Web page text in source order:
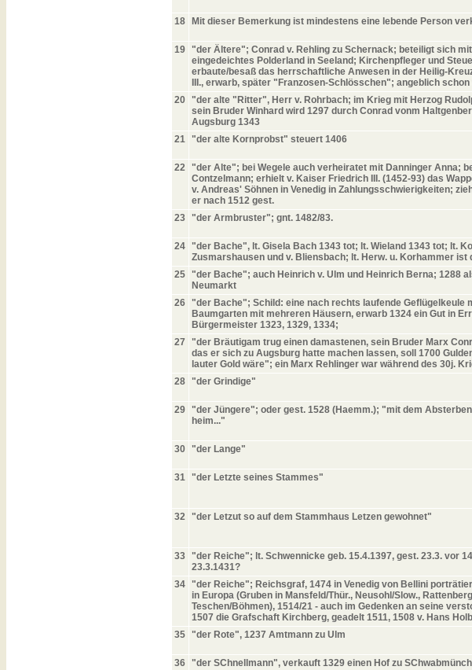
18 Mit dieser Bemerkung ist mindestens eine lebende Person
19 "der Ältere"; Conrad v. Rehling zu Schernack; beteiligt sich
eingedeichtes Polderland in Seeland; Kirchenpfleger und
erbaute/besaß das herrschaftliche Anwesen in der Heilig-
III., erwarb, später "Franzosen-Schlösschen"; angeblich
20 "der alte "Ritter", Herr v. Rohrbach; im Krieg mit Herzog
sein Bruder Winhard wird 1297 durch Conrad vonm
Augsburg 1343
21 "der alte Kornprobst" steuert 1406
22 "der Alte"; bei Wegele auch verheiratet mit Danninger Anna;
Contzelmann; erhielt v. Kaiser Friedrich III. (1452-93) das
v. Andreas' Söhnen in Venedig in Zahlungsschwierigkeiten;
er nach 1512 gest.
23 "der Armbruster"; gnt. 1482/83.
24 "der Bache", lt. Gisela Bach 1343 tot; lt. Wieland 1343 tot; lt.
Zusmarshausen und v. Bliensbach; lt. Herw. u. Korhammer
25 "der Bache"; auch Heinrich v. Ulm und Heinrich Berna; 1288
Neumarkt
26 "der Bache"; Schild: eine nach rechts laufende Geflügelkeule
Baumgarten mit mehreren Häusern, erwarb 1324 ein Gut in
Bürgermeister 1323, 1329, 1334;
27
"der Bräutigam trug einen damastenen, sein Bruder Marx
das er sich zu Augsburg hatte machen lassen, soll 1700
lauter Gold wäre"; ein Marx Rehlinger war während des 30j.
28 "der Grindige"
29 "der Jüngere"; oder gest. 1528 (Haemm.); "mit dem
heim..."
30 "der Lange"
31 "der Letzte seines Stammes"
32 "der Letzut so auf dem Stammhaus Letzen gewohnet"
33 "der Reiche"; lt. Schwennicke geb. 15.4.1397, gest. 23.3. vor
23.3.1431?
34 "der Reiche"; Reichsgraf, 1474 in Venedig von Bellini
in Europa (Gruben in Mansfeld/Thür., Neusohl/Slow.,
Teschen/Böhmen), 1514/21 - auch im Gedenken an seine
1507 die Grafschaft Kirchberg, geadelt 1511, 1508 v. Hans
35 "der Rote", 1237 Amtmann zu Ulm
36 "der SChnellmann", verkauft 1329 einen Hof zu